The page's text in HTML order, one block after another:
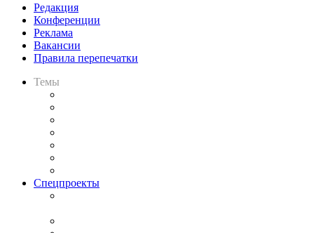
Редакция
Конференции
Реклама
Вакансии
Правила перепечатки
Темы
Спецпроекты